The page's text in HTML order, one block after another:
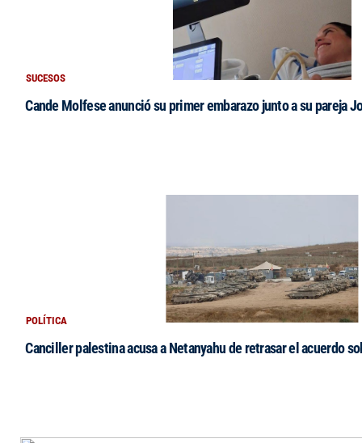
SUCESOS
Cande Molfese anunció su primer embarazo junto a su pareja
POLÍTICA
Canciller palestina acusa a Netanyahu de retrasar el acuerdo